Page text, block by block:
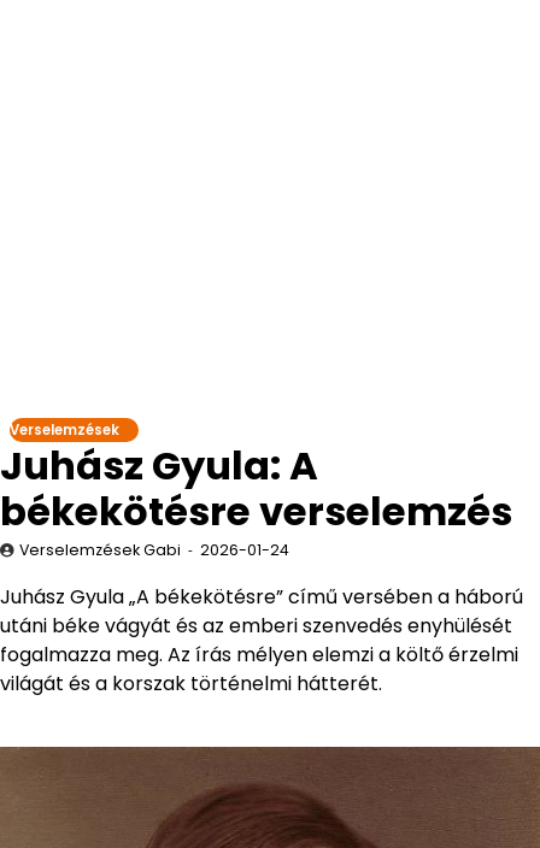
Verselemzések
Juhász Gyula: A
békekötésre verselemzés
Verselemzések Gabi 2026-01-24
Juhász Gyula „A békekötésre” című versében a háború
utáni béke vágyát és az emberi szenvedés enyhülését
fogalmazza meg. Az írás mélyen elemzi a költő érzelmi
világát és a korszak történelmi hátterét.